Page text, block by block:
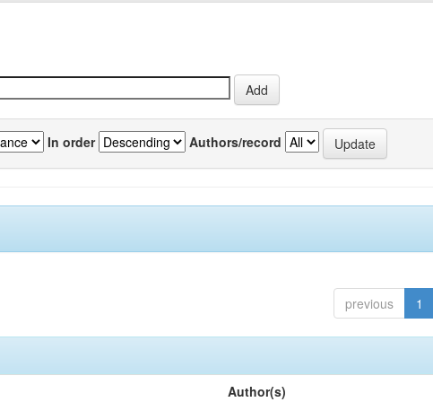
In order Authors/record
previous 1
Author(s)